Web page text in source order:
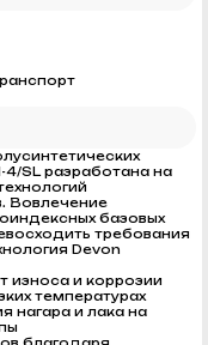
4/SL разработана на
Вовлечение
базовых
требования
Devon
износа и коррозии
температурах
нагара и лака на